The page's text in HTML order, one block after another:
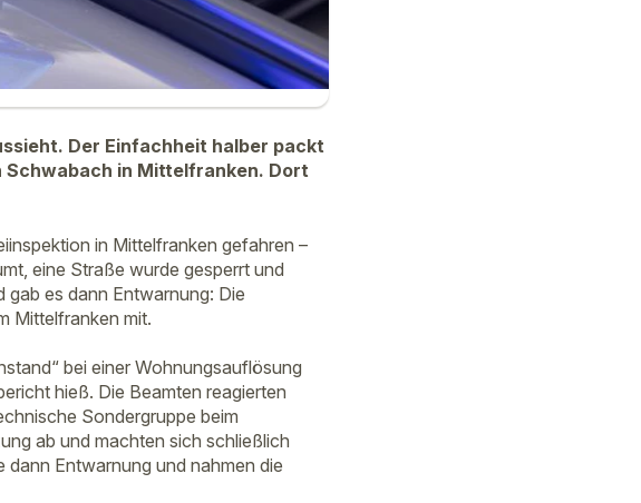
Der Einfachheit halber packt
Schwabach in Mittelfranken. Dort
in Mittelfranken gefahren –
eine Straße wurde gesperrt und
es dann Entwarnung: Die
Mittelfranken mit.
bei einer Wohnungsauflösung
hieß. Die Beamten reagierten
Sondergruppe beim
ab und machten sich schließlich
Entwarnung und nahmen die